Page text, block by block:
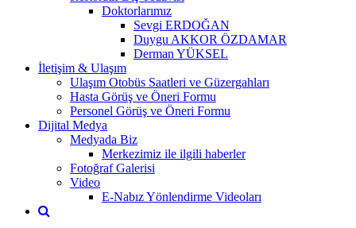
Doktorlarımız
Sevgi ERDOĞAN
Duygu AKKOR ÖZDAMAR
Derman YÜKSEL
İletişim & Ulaşım
Ulaşım Otobüs Saatleri ve Güzergahları
Hasta Görüş ve Öneri Formu
Personel Görüş ve Öneri Formu
Dijital Medya
Medyada Biz
Merkezimiz ile ilgili haberler
Fotoğraf Galerisi
Video
E-Nabız Yönlendirme Videoları